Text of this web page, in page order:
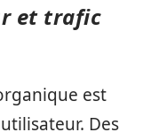
et trafic
est
Des